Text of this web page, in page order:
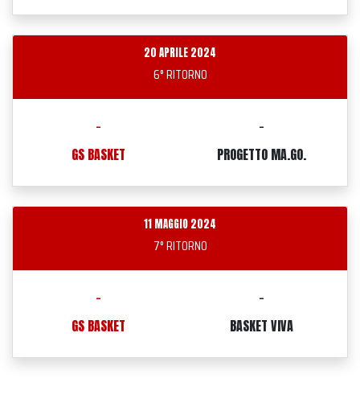
20 APRILE 2024
6° RITORNO
-
GS BASKET
-
PROGETTO MA.GO.
11 MAGGIO 2024
7° RITORNO
-
GS BASKET
-
BASKET VIVA